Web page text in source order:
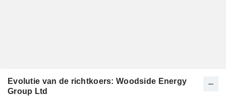
Evolutie van de richtkoers: Woodside Energy
Group Ltd